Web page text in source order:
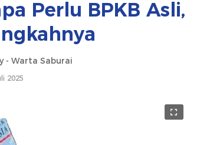
Perlu BPKB Asli,
- Warta Saburai
2025